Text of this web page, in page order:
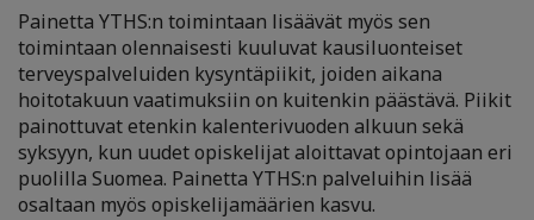
Painetta YTHS:n toimintaan lisäävät myös sen
toimintaan olennaisesti kuuluvat kausiluonteiset
terveyspalveluiden kysyntäpiikit, joiden aikana
hoitotakuun vaatimuksiin on kuitenkin päästävä. Piikit
painottuvat etenkin kalenterivuoden alkuun sekä
syksyyn, kun uudet opiskelijat aloittavat opintojaan eri
puolilla Suomea. Painetta YTHS:n palveluihin lisää
osaltaan myös opiskelijamäärien kasvu.